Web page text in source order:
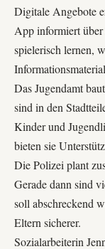
Digitale Angebote
App informiert
spielerisch lernen,
Das Jugendamt
sind in den
Kinder und
bieten sie
Die Polizei plant
Gerade dann sind
soll abschreckend
Eltern sicherer.
Sozialarbeiterin